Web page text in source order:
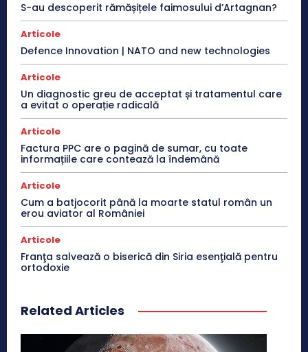
S-au descoperit rămășițele faimosului d’Artagnan?
Articole
Defence Innovation | NATO and new technologies
Articole
Un diagnostic greu de acceptat și tratamentul care
a evitat o operație radicală
Articole
Factura PPC are o pagină de sumar, cu toate
informațiile care contează la îndemână
Articole
Cum a batjocorit până la moarte statul român un
erou aviator al României
Articole
Franţa salvează o biserică din Siria esenţială pentru
ortodoxie
Related Articles